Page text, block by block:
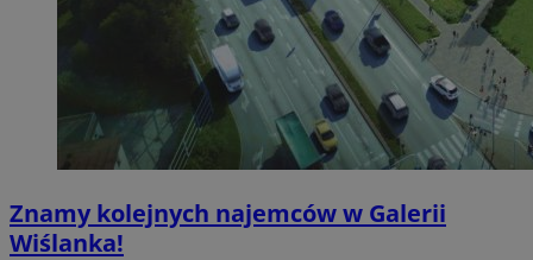
Znamy kolejnych najemców w Galerii
Wiślanka!